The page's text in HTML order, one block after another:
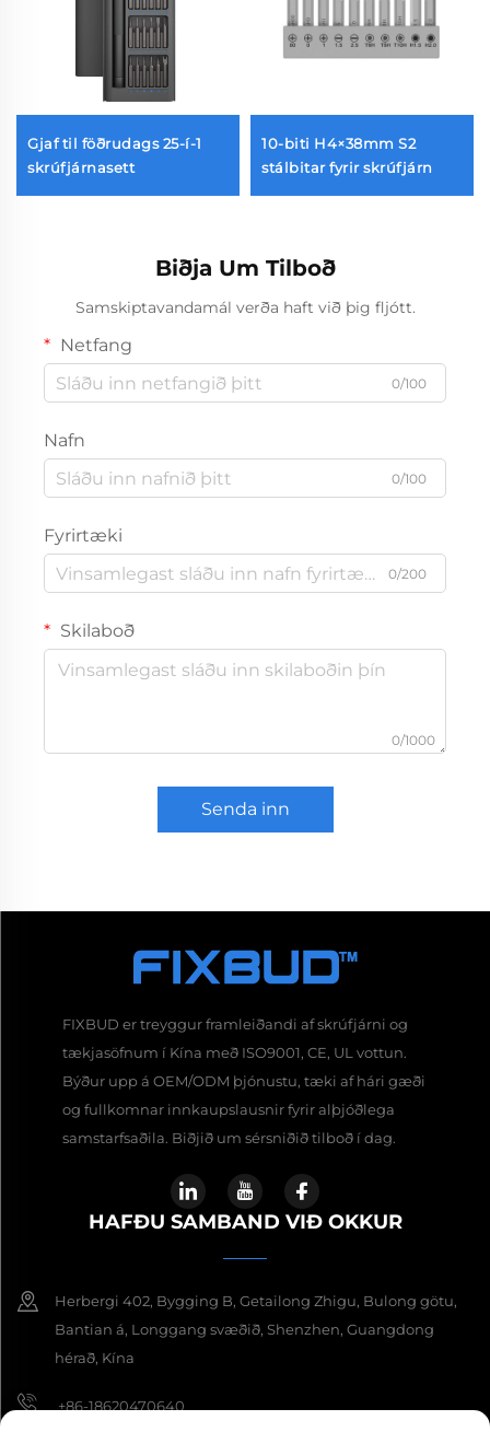
Gjaf til föðrudags 25-í-1
skrúfjárnasett
10-biti H4×38mm S2
stálbitar fyrir skrúfjárn
Biðja Um Tilboð
Samskiptavandamál verða haft við þig fljótt.
Netfang
0/100
Nafn
0/100
Fyrirtæki
0/200
Skilaboð
0/1000
Senda inn
FIXBUD er treyggur framleiðandi af skrúfjárni og
tækjasöfnum í Kína með ISO9001, CE, UL vottun.
Býður upp á OEM/ODM þjónustu, tæki af hári gæði
og fullkomnar innkaupslausnir fyrir alþjóðlega
samstarfsaðila. Biðjið um sérsniðið tilboð í dag.
HAFÐU SAMBAND VIÐ OKKUR
Herbergi 402, Bygging B, Getailong Zhigu, Bulong götu,
Bantian á, Longgang svæðið, Shenzhen, Guangdong
hérað, Kína
+86-18620470640